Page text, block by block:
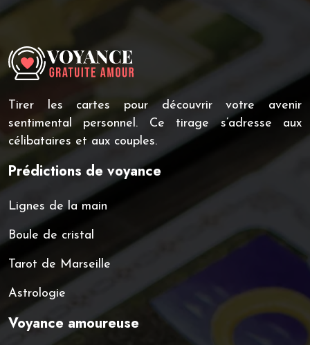
Tirer les cartes pour découvrir votre avenir
sentimental personnel. Ce tirage s’adresse aux
célibataires et aux couples.
Prédictions de voyance
Lignes de la main
Boule de cristal
Tarot de Marseille
Astrologie
Voyance amoureuse